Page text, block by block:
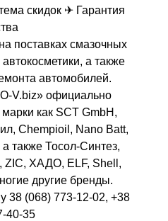
скидок ✈ Гарантия
поставках смазочных
а также
автомобилей.
V.biz» официально
как SCT GmbH,
Chempioil, Nano Batt,
также Тосол-Синтез,
ХАДО, ELF, Shell,
другие бренды.
38 (068) 773-12-02, +38
40-35